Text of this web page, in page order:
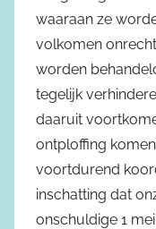
waaraan ze
volkomen
worden
tegelijk
daaruit
ontploffing
voortdurend
inschatting dat
onschuldige 1